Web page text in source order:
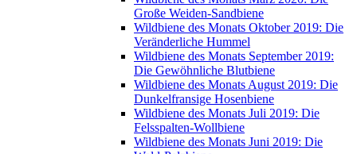
Große Weiden-Sandbiene
Wildbiene des Monats Oktober 2019: Die
Veränderliche Hummel
Wildbiene des Monats September 2019:
Die Gewöhnliche Blutbiene
Wildbiene des Monats August 2019: Die
Dunkelfransige Hosenbiene
Wildbiene des Monats Juli 2019: Die
Felsspalten-Wollbiene
Wildbiene des Monats Juni 2019: Die